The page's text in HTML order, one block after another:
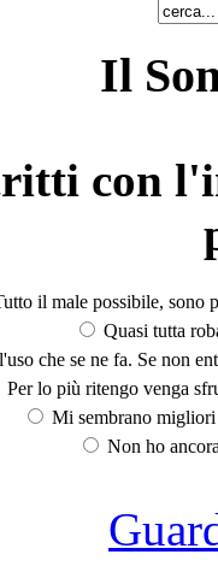
Il
con
il male possibile, sono
Quasi tutta
che se ne fa. Se non
Per lo più ritengo venga
Mi sembrano
Non ho